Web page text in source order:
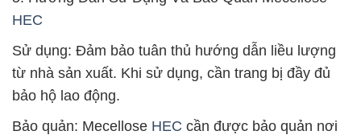
HEC
Sử dụng: Đảm bảo tuân thủ hướng dẫn liều lượng
từ nhà sản xuất. Khi sử dụng, cần trang bị đầy đủ
bảo hộ lao động.
Bảo quản: Mecellose HEC cần được bảo quản nơi